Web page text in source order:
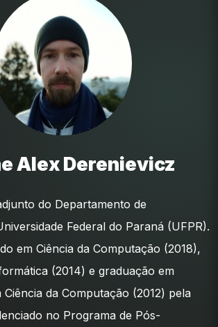
Alex Derenievicz
do Departamento de
Federal do Paraná (UFPR).
em Ciência da Computação (2018),
(2014) e graduação em
da Computação (2012) pela
no Programa de Pós-